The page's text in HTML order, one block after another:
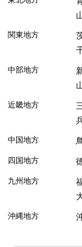
関東地方
中部地方
近畿地方
中国地方
四国地方
九州地方
沖縄地方